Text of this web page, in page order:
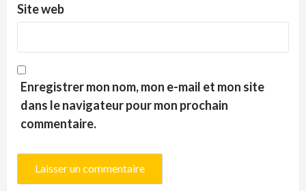
Site web
Enregistrer mon nom, mon e-mail et mon site
dans le navigateur pour mon prochain
commentaire.